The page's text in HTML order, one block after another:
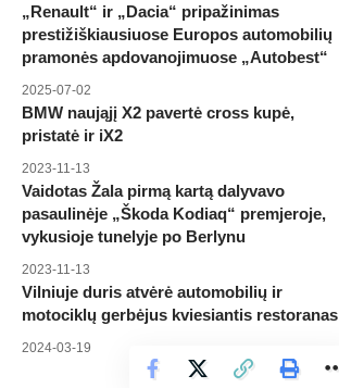
„Renault“ ir „Dacia“ pripažinimas
prestižiškiausiuose Europos automobilių
pramonės apdovanojimuose „Autobest“
2025-07-02
BMW naująjį X2 pavertė cross kupė,
pristatė ir iX2
2023-11-13
Vaidotas Žala pirmą kartą dalyvavo
pasaulinėje „Škoda Kodiaq“ premjeroje,
vykusioje tunelyje po Berlynu
2023-11-13
Vilniuje duris atvėrė automobilių ir
motociklų gerbėjus kviesiantis restoranas
2024-03-19